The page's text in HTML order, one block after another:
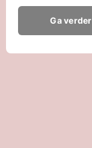
Ga verder